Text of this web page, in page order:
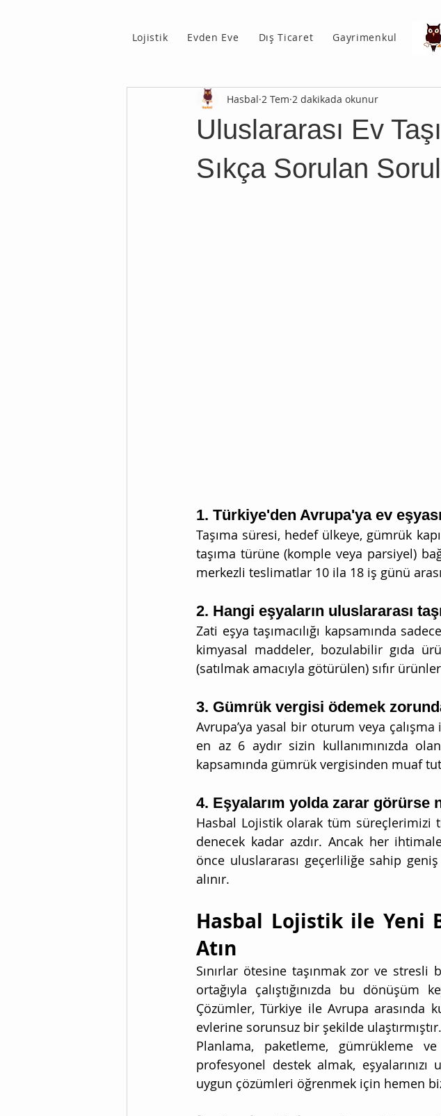
Lojistik Evden Eve Dış Ticaret Gayrimenkul
Uluslararası Ev
Sıkça Sorulan
Hasbal 2 Tem 2 dakikada okunur
1. Türkiye'den Avrupa'ya ev
Taşıma süresi, hedef ülkeye, gümrük
taşıma türüne (komple veya parsiyel)
merkezli teslimatlar 10 ila 18 iş günü
2. Hangi eşyaların uluslararası
Zati eşya taşımacılığı kapsamında
kimyasal maddeler, bozulabilir gıda
(satılmak amacıyla götürülen) sıfır
3. Gümrük vergisi ödemek
Avrupa’ya yasal bir oturum veya
en az 6 aydır sizin kullanımınızda
kapsamında gümrük vergisinden muaf
4. Eşyalarım yolda zarar görürse
Hasbal Lojistik olarak tüm süreçlerimizi
denecek kadar azdır. Ancak her
önce uluslararası geçerliliğe sahip
alınır.
Hasbal Lojistik ile Yeni
Atın
Sınırlar ötesine taşınmak zor ve
ortağıyla çalıştığınızda bu
Çözümler, Türkiye ile Avrupa arasında
evlerine sorunsuz bir şekilde ulaştırmıştır.
Planlama, paketleme, gümrükleme
profesyonel destek almak,
uygun çözümleri öğrenmek için hemen